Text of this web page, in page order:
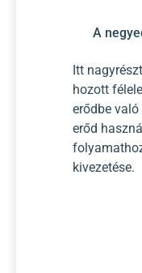
A
Itt
hozott
erődbe
erőd
kivezetése.